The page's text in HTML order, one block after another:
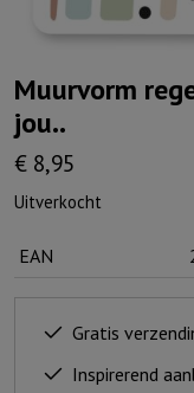
Muurvorm
jou..
€ 8,95
Uitverkocht
EAN
Gratis
Inspirerend